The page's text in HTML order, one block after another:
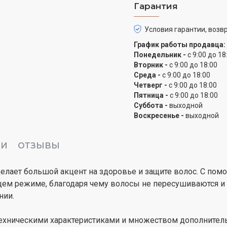
Гарантия
Условия гарантии,
График работы продавца:
Понедельник - с 9:00 до
Вторник - с 9:00 до 18:00
Среда - с 9:00 до 18:00
Четверг - с 9:00 до 18:00
Пятница - с 9:00 до 18:00
Суббота - выходной
Воскресенье - выходной
ОТЗЫВЫ
большой акцент на здоровье и защите волос. С
режиме, благодаря чему волосы не пересушиваются
характеристиками и множеством